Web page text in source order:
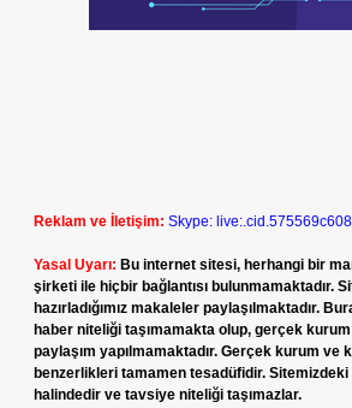
Reklam ve İletişim: Skype:
Yasal Uyarı: Bu internet sitesi, herhangi bir
şirketi ile hiçbir bağlantısı bulunmamaktadır.
hazırladığımız makaleler paylaşılmaktadır.
haber niteliği taşımamakta olup, gerçek
paylaşım yapılmamaktadır. Gerçek kurum ve
benzerlikleri tamamen tesadüfidir.
halindedir ve tavsiye niteliği taşımazlar.